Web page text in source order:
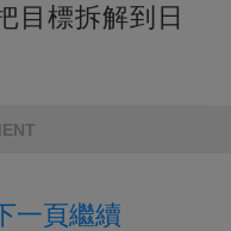
目標拆解到日
一頁繼續